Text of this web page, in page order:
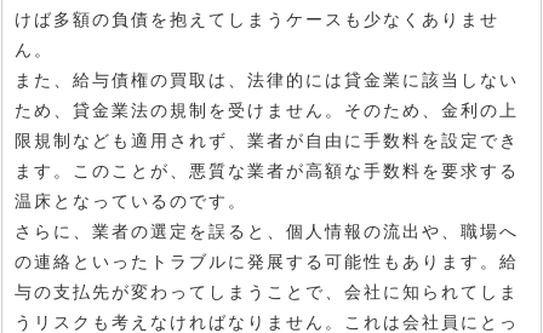
けば多額の負債を抱えてしまうケースも少なくありませ
ん。
また、給与債権の買取は、法律的には貸金業に該当しない
ため、貸金業法の規制を受けません。そのため、金利の上
限規制なども適用されず、業者が自由に手数料を設定でき
ます。このことが、悪質な業者が高額な手数料を要求する
温床となっているのです。
さらに、業者の選定を誤ると、個人情報の流出や、職場へ
の連絡といったトラブルに発展する可能性もあります。給
与の支払先が変わってしまうことで、会社に知られてしま
うリスクも考えなければなりません。これは会社員にとっ